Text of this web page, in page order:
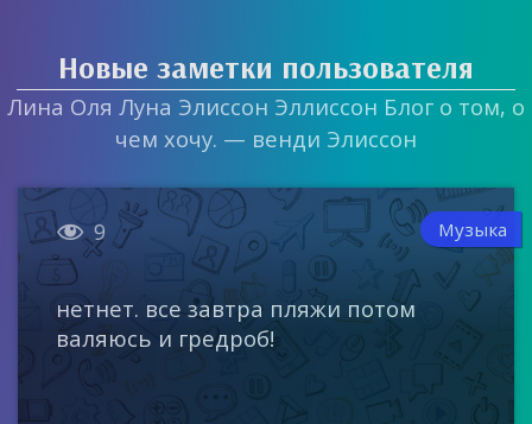
Новые заметки пользователя
Лина Оля Луна Элиссон Эллиссон Блог о том, о
чем хочу. — венди Элиссон
 9 Музыка
нетнет. все завтра пляжи потом
валяюсь и гредроб!